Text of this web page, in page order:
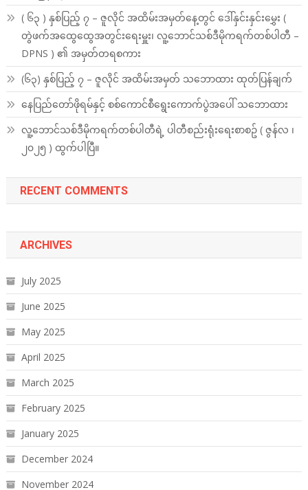
( ၆၃ ) နှစ်ပြည့် ၇ – ဇူလိုင် အထိမ်းအမှတ်နေ့တွင် ဒေါ်နှင်းနှင်းမွှေး (
တွဲဖက်အထွေထွေအတွင်းရေးမှူး၊ လူ့ဘောင်သစ်ဒီမိုကရက်တစ်ပါတီ –
DPNS ) ၏ အမှတ်တရစကား
(၆၃) နှစ်ပြည့် ၇ – ဇူလိုင် အထိမ်းအမှတ် သဘောထား ထုတ်ပြန်ချက်
နေပြည်တော်ဖိုရမ်နှင့် စစ်ကောင်စီရွေးကောက်ပွဲအပေါ် သဘောထား
လူ့ဘောင်သစ်ဒီမိုကရက်တစ်ပါတီရဲ့ ပါတီစည်းရုံးရေးစာစဥ် ( ဇွန်လ ၊
၂၀၂၅ ) ထွက်ပါပြီ။
RECENT COMMENTS
ARCHIVES
July 2025
June 2025
May 2025
April 2025
March 2025
February 2025
January 2025
December 2024
November 2024